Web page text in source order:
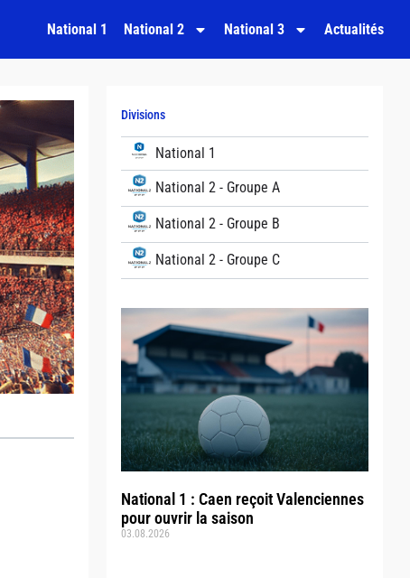
National 1 National 2 National 3 Actualités
Divisions
National 1
National 2 - Groupe A
National 2 - Groupe B
National 2 - Groupe C
National 1 : Caen reçoit Valenciennes
pour ouvrir la saison
03.08.2026